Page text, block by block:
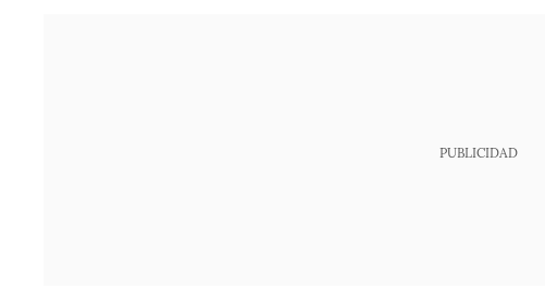
PUBLICIDAD